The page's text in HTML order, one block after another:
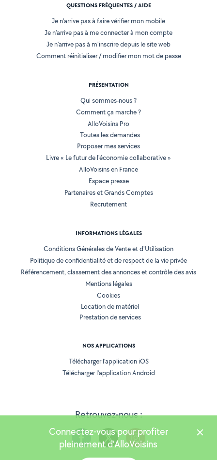
Retrouvez-nous :
QUESTIONS FRÉQUENTES / AIDE
Je n'arrive pas à faire vérifier mon mobile
Je n'arrive pas à me connecter à mon compte
Je n'arrive pas à m'inscrire depuis le site web
Comment réinitialiser / modifier mon mot de passe
PRÉSENTATION
Qui sommes-nous ?
Comment ça marche ?
AlloVoisins Pro
Toutes les demandes
Proposer mes services
Livre « Le futur de l'économie collaborative »
AlloVoisins en France
Espace presse
Partenaires et Grands Comptes
Recrutement
INFORMATIONS LÉGALES
Conditions Générales de Vente et d'Utilisation
Politique de confidentialité et de respect de la vie privée
Référencement, classement des annonces et contrôle des avis
Mentions légales
Cookies
Location de matériel
Prestation de services
NOS APPLICATIONS
Télécharger l’application iOS
Télécharger l’application Android
Connectez-vous pour profiter
pleinement d'AlloVoisins